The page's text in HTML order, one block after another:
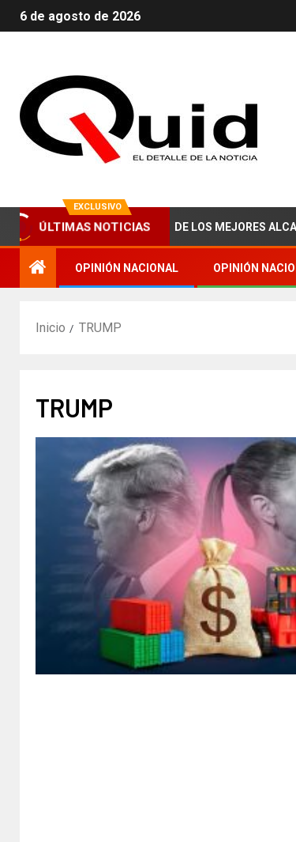
6 de agosto de 2026
EXCLUSIVO
ÚLTIMAS NOTICIAS
ABRAHAM ZAIED, UNO DE LOS MEJORES ALCALDES
OPINIÓN NACIONAL OPINIÓN
Inicio TRUMP
TRUMP